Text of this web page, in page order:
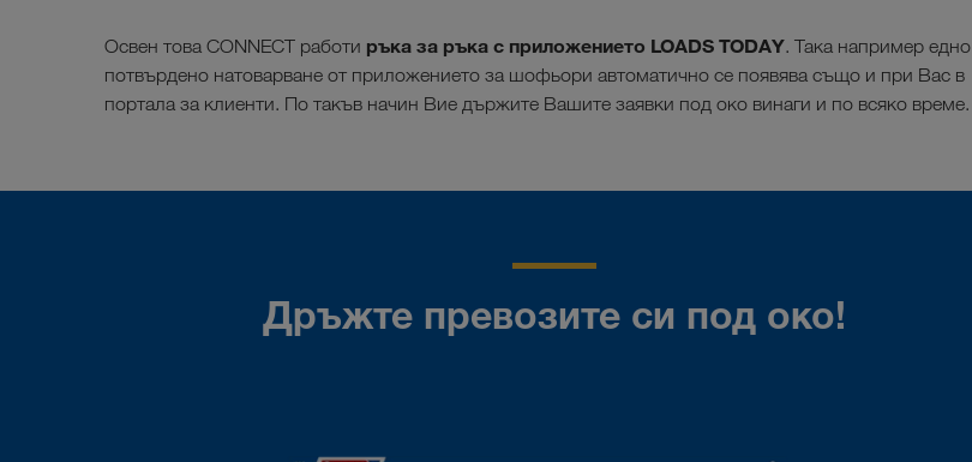
Освен това CONNECT работи ръка за ръка с приложението LOADS TODAY. Така например едно
потвърдено натоварване от приложението за шофьори автоматично се появява също и при Вас в
портала за клиенти. По такъв начин Вие държите Вашите заявки под око винаги и по всяко време.
Дръжте превозите си под око!